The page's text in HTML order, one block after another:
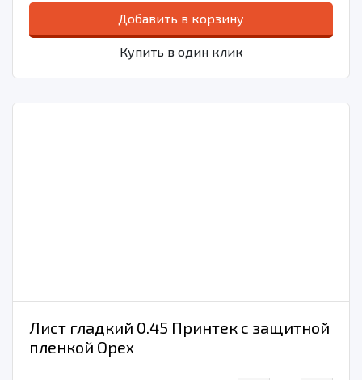
Добавить в корзину
Купить в один клик
Лист гладкий 0.45 Принтек с защитной
пленкой Орех